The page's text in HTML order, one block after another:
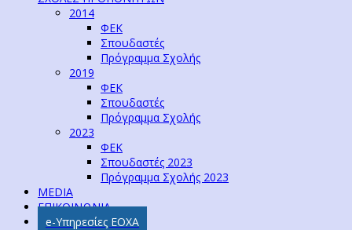
2014
ΦΕΚ
Σπουδαστές
Πρόγραμμα Σχολής
2019
ΦΕΚ
Σπουδαστές
Πρόγραμμα Σχολής
2023
ΦΕΚ
Σπουδαστές 2023
Πρόγραμμα Σχολής 2023
MEDIA
ΕΠΙΚΟΙΝΩΝΙΑ
e-Υπηρεσίες ΕΟΧΑ